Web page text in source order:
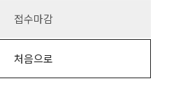
접수마감
처음으로